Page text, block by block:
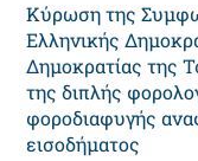
Κύρωση της
Ελληνικής
Δημοκρατίας της
της διπλής
φοροδιαφυγής
εισοδήματος